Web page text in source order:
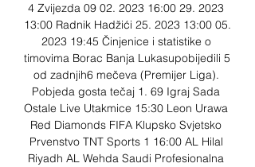
4 Zvijezda 09 02. 2023 16:00 29. 2023
13:00 Radnik Hadžići 25. 2023 13:00 05.
2023 19:45 Činjenice i statistike o
timovima Borac Banja Lukasupobijedili 5
od zadnjih6 mečeva (Premijer Liga).
Pobjeda gosta tečaj 1. 69 Igraj Sada
Ostale Live Utakmice 15:30 Leon Urawa
Red Diamonds FIFA Klupsko Svjetsko
Prvenstvo TNT Sports 1 16:00 AL Hilal
Riyadh AL Wehda Saudi Profesionalna